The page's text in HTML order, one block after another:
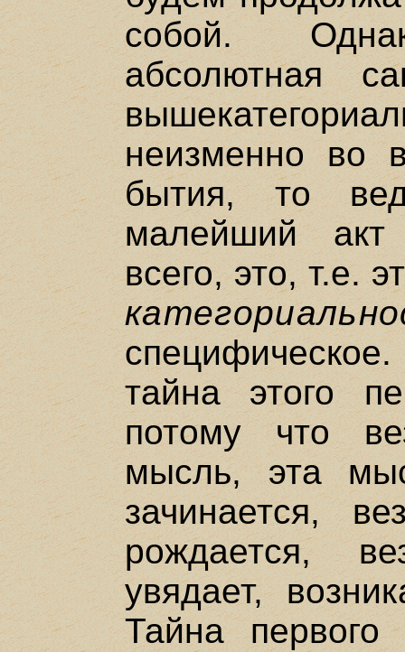
собой.
абсолютная
неизменно во
бытия, то
малейший
всего, это, т.е.
тайна этого
потому что
мысль, эта
зачинается,
рождается,
увядает,
Тайна